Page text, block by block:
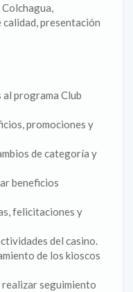
presentación
programa Club
promociones y
de categoría y
beneficios
felicitaciones y
del casino.
de los kioscos
seguimiento